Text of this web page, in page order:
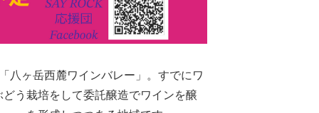
八ヶ岳西麓ワインバレー」。すでにワ
う栽培をして委託醸造でワインを醸